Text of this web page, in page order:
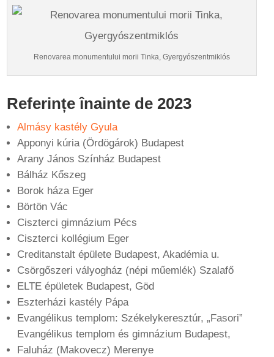
Renovarea monumentului morii Tinka, Gyergyószentmiklós
Referințe înainte de 2023
Almásy kastély Gyula
Apponyi kúria (Ördögárok) Budapest
Arany János Színház Budapest
Bálház Kőszeg
Borok háza Eger
Börtön Vác
Ciszterci gimnázium Pécs
Ciszterci kollégium Eger
Creditanstalt épülete Budapest, Akadémia u.
Csörgőszeri vályogház (népi műemlék) Szalafő
ELTE épületek Budapest, Göd
Eszterházi kastély Pápa
Evangélikus templom: Székelykeresztúr, „Fasori”
Evangélikus templom és gimnázium Budapest,
Faluház (Makovecz) Merenye